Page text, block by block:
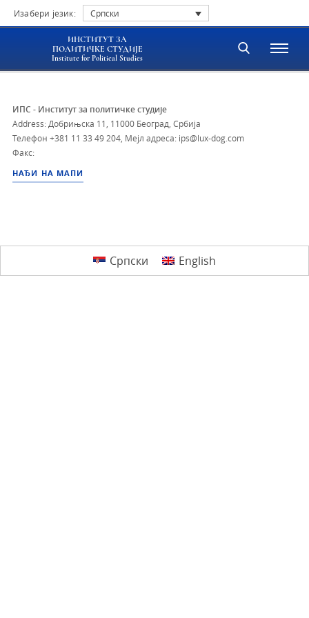
Изабери језик: Српски
ИНСТИТУТ ЗА
ПОЛИТИЧКЕ СТУДИЈЕ
Institute for Political Studies
ИПС - Институт за политичке студије
Address: Добрињска 11, 11000 Београд, Србија
Телефон +381 11 33 49 204 Мејл адреса: ips@lux-dog.com
Факс:
НАЂИ НА МАПИ
Српски English